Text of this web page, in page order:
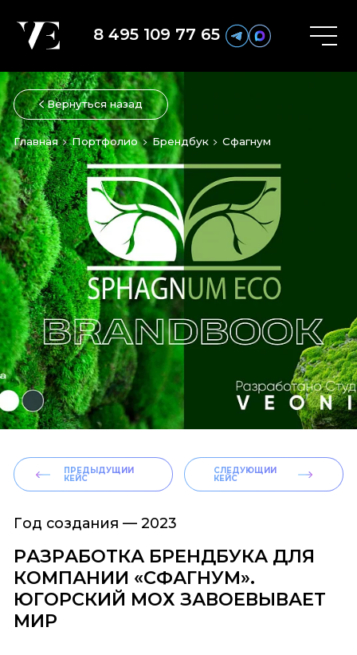
8 495 109 77 65
Вернуться назад
Главная Портфолио Брендбук Сфагнум
ПРЕДЫДУЩИЙ
КЕЙС
СЛЕДУЮЩИЙ
КЕЙС
Год создания — 2023
РАЗРАБОТКА БРЕНДБУКА ДЛЯ
КОМПАНИИ «СФАГНУМ».
ЮГОРСКИЙ МОХ ЗАВОЕВЫВАЕТ
МИР